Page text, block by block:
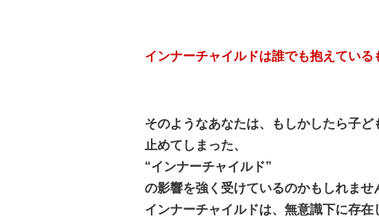
インナーチャイルドは誰でも抱えている
そのようなあなたは、もしかしたら子ど
止めてしまった、
“インナーチャイルド”
の影響を強く受けているのかもしれませ
インナーチャイルドは、無意識下に存在